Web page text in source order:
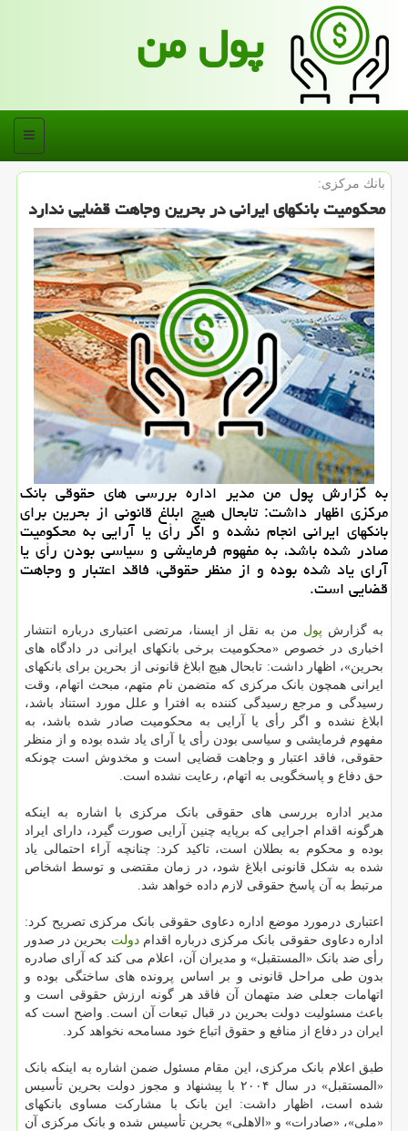
پول من
منو
بانك مركزی:
محكومیت بانكهای ایرانی در بحرین وجاهت قضایی ندارد
به گزارش پول من مدیر اداره بررسی های حقوقی بانك
مركزی اظهار داشت: تابحال هیچ ابلاغ قانونی از بحرین برای
بانكهای ایرانی انجام نشده و اگر رأی یا آرایی به محكومیت
صادر شده باشد، به مفهوم فرمایشی و سیاسی بودن رأی یا
آرای یاد شده بوده و از منظر حقوقی، فاقد اعتبار و وجاهت
قضایی است.
به گزارش پول من به نقل از ایسنا، مرتضی اعتباری درباره انتشار
اخباری در خصوص «محکومیت برخی بانکهای ایرانی در دادگاه های
بحرین»، اظهار داشت: تابحال هیچ ابلاغ قانونی از بحرین برای بانکهای
ایرانی همچون بانک مرکزی که متضمن نام متهم، مبحث اتهام، وقت
رسیدگی و مرجع رسیدگی کننده به افترا و علل مورد استناد باشد،
ابلاغ نشده و اگر رأی یا آرایی به محکومیت صادر شده باشد، به
مفهوم فرمایشی و سیاسی بودن رأی یا آرای یاد شده بوده و از منظر
حقوقی، فاقد اعتبار و وجاهت قضایی است و مخدوش است چونکه
حق دفاع و پاسخگویی به اتهام، رعایت نشده است.
مدیر اداره بررسی های حقوقی بانک مرکزی با اشاره به اینکه
هرگونه اقدام اجرایی که برپایه چنین آرایی صورت گیرد، دارای ایراد
بوده و محکوم به بطلان است، تاکید کرد: چنانچه آراء احتمالی یاد
شده به شکل قانونی ابلاغ شود، در زمان مقتضی و توسط اشخاص
مرتبط به آن پاسخ حقوقی لازم داده خواهد شد.
اعتباری درمورد موضع اداره دعاوی حقوقی بانک مرکزی تصریح کرد:
اداره دعاوی حقوقی بانک مرکزی درباره اقدامدولت بحرین در صدور
رأی ضد بانک «المستقبل» و مدیران آن، اعلام می کند که آرای صادره
بدون طی مراحل قانونی و بر اساس پرونده های ساختگی بوده و
اتهامات جعلی ضد متهمان آن فاقد هر گونه ارزش حقوقی است و
باعث مسئولیت دولت بحرین در قبال تبعات آن است. واضح است که
ایران در دفاع از منافع و حقوق اتباع خود مسامحه نخواهد کرد.
طبق اعلام بانک مرکزی، این مقام مسئول ضمن اشاره به اینکه بانک
«المستقبل» در سال ۲۰۰۴ با پیشنهاد و مجوز دولت بحرین تأسیس
شده است، اظهار داشت: این بانک با مشارکت مساوی بانکهای
«ملی»، «صادرات» و «الاهلی» بحرین تأسیس شده و بانک مرکزی آن